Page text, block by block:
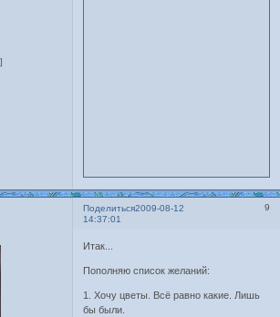
Поделиться 9
2009-08-12
14:37:01
Итак...
Пополняю список желаний:
1. Хочу цветы. Всё равно какие. Лишь
бы были.